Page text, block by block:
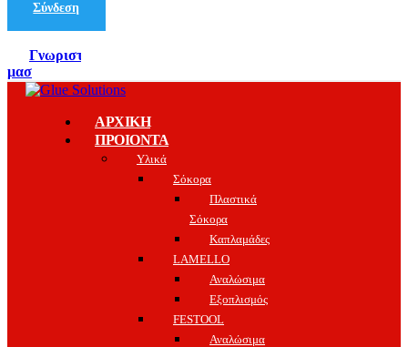
Σύνδεση
Γνωριστε
μασ
ΑΡΧΙΚΗ
ΠΡΟΙΟΝΤΑ
Υλικά
Σόκορα
Πλαστικά
Σόκορα
Καπλαμάδες
LAMELLO
Αναλώσιμα
Εξοπλισμός
FESTOOL
Αναλώσιμα